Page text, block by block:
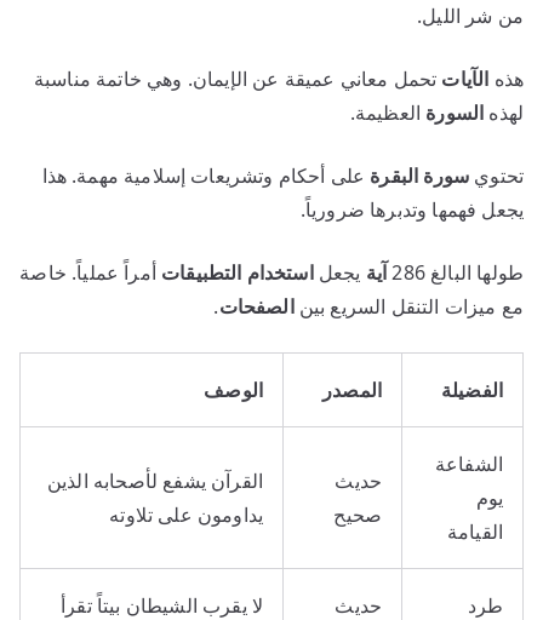
من شر الليل.
هذه الآيات تحمل معاني عميقة عن الإيمان. وهي خاتمة مناسبة
لهذه السورة العظيمة.
تحتوي سورة البقرة على أحكام وتشريعات إسلامية مهمة. هذا
يجعل فهمها وتدبرها ضرورياً.
طولها البالغ 286 آية يجعلاستخدام التطبيقات أمراً عملياً. خاصة
مع ميزات التنقل السريع بينالصفحات.
الفضيلة المصدر الوصف
الشفاعة
يوم
القيامة
حديث
صحيح
القرآن يشفع لأصحابه الذين
يداومون على تلاوته
طرد
حديث
لا يقرب الشيطان بيتاً تقرأ